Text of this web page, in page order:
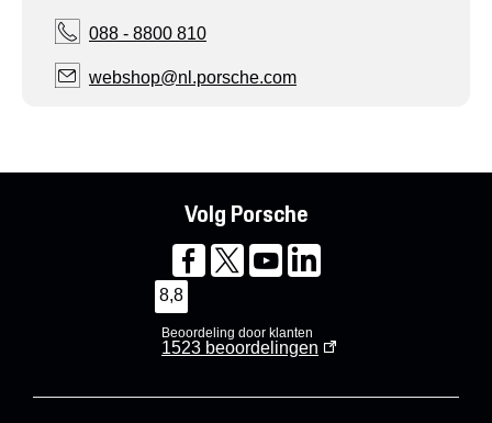
088 - 8800 810
webshop@nl.porsche.com
Volg Porsche
8,8
Beoordeling door klanten
1523 beoordelingen